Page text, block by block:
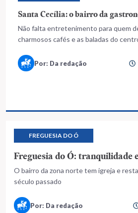
Santa Cecília: o bairro da
Não falta entretenimento para quem
charmosos cafés e as baladas do
Por: Da redação
FREGUESIA DO Ó
Freguesia do Ó: tranquilidade
O bairro da zona norte tem igreja e
século passado
Por: Da redação